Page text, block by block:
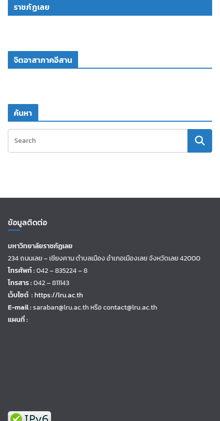
ราชภัฏเลย
จิตอาสาภาคอีสาน
ค้นหา
ข้อมูลติดต่อ
มหาวิทยาลัยราชภัฏเลย
234 ถนนเลย – เชียงคาน ตำบลเมือง อำเภอเมืองเลย จังหวัดเลย 42000
โทรศัพท์ :042 – 835224 – 8
โทรสาร :042 – 811143
เว็บไซต์ :https://lru.ac.th
E-mail :saraban@lru.ac.thหรือ contact@lru.ac.th
แผนที่ :